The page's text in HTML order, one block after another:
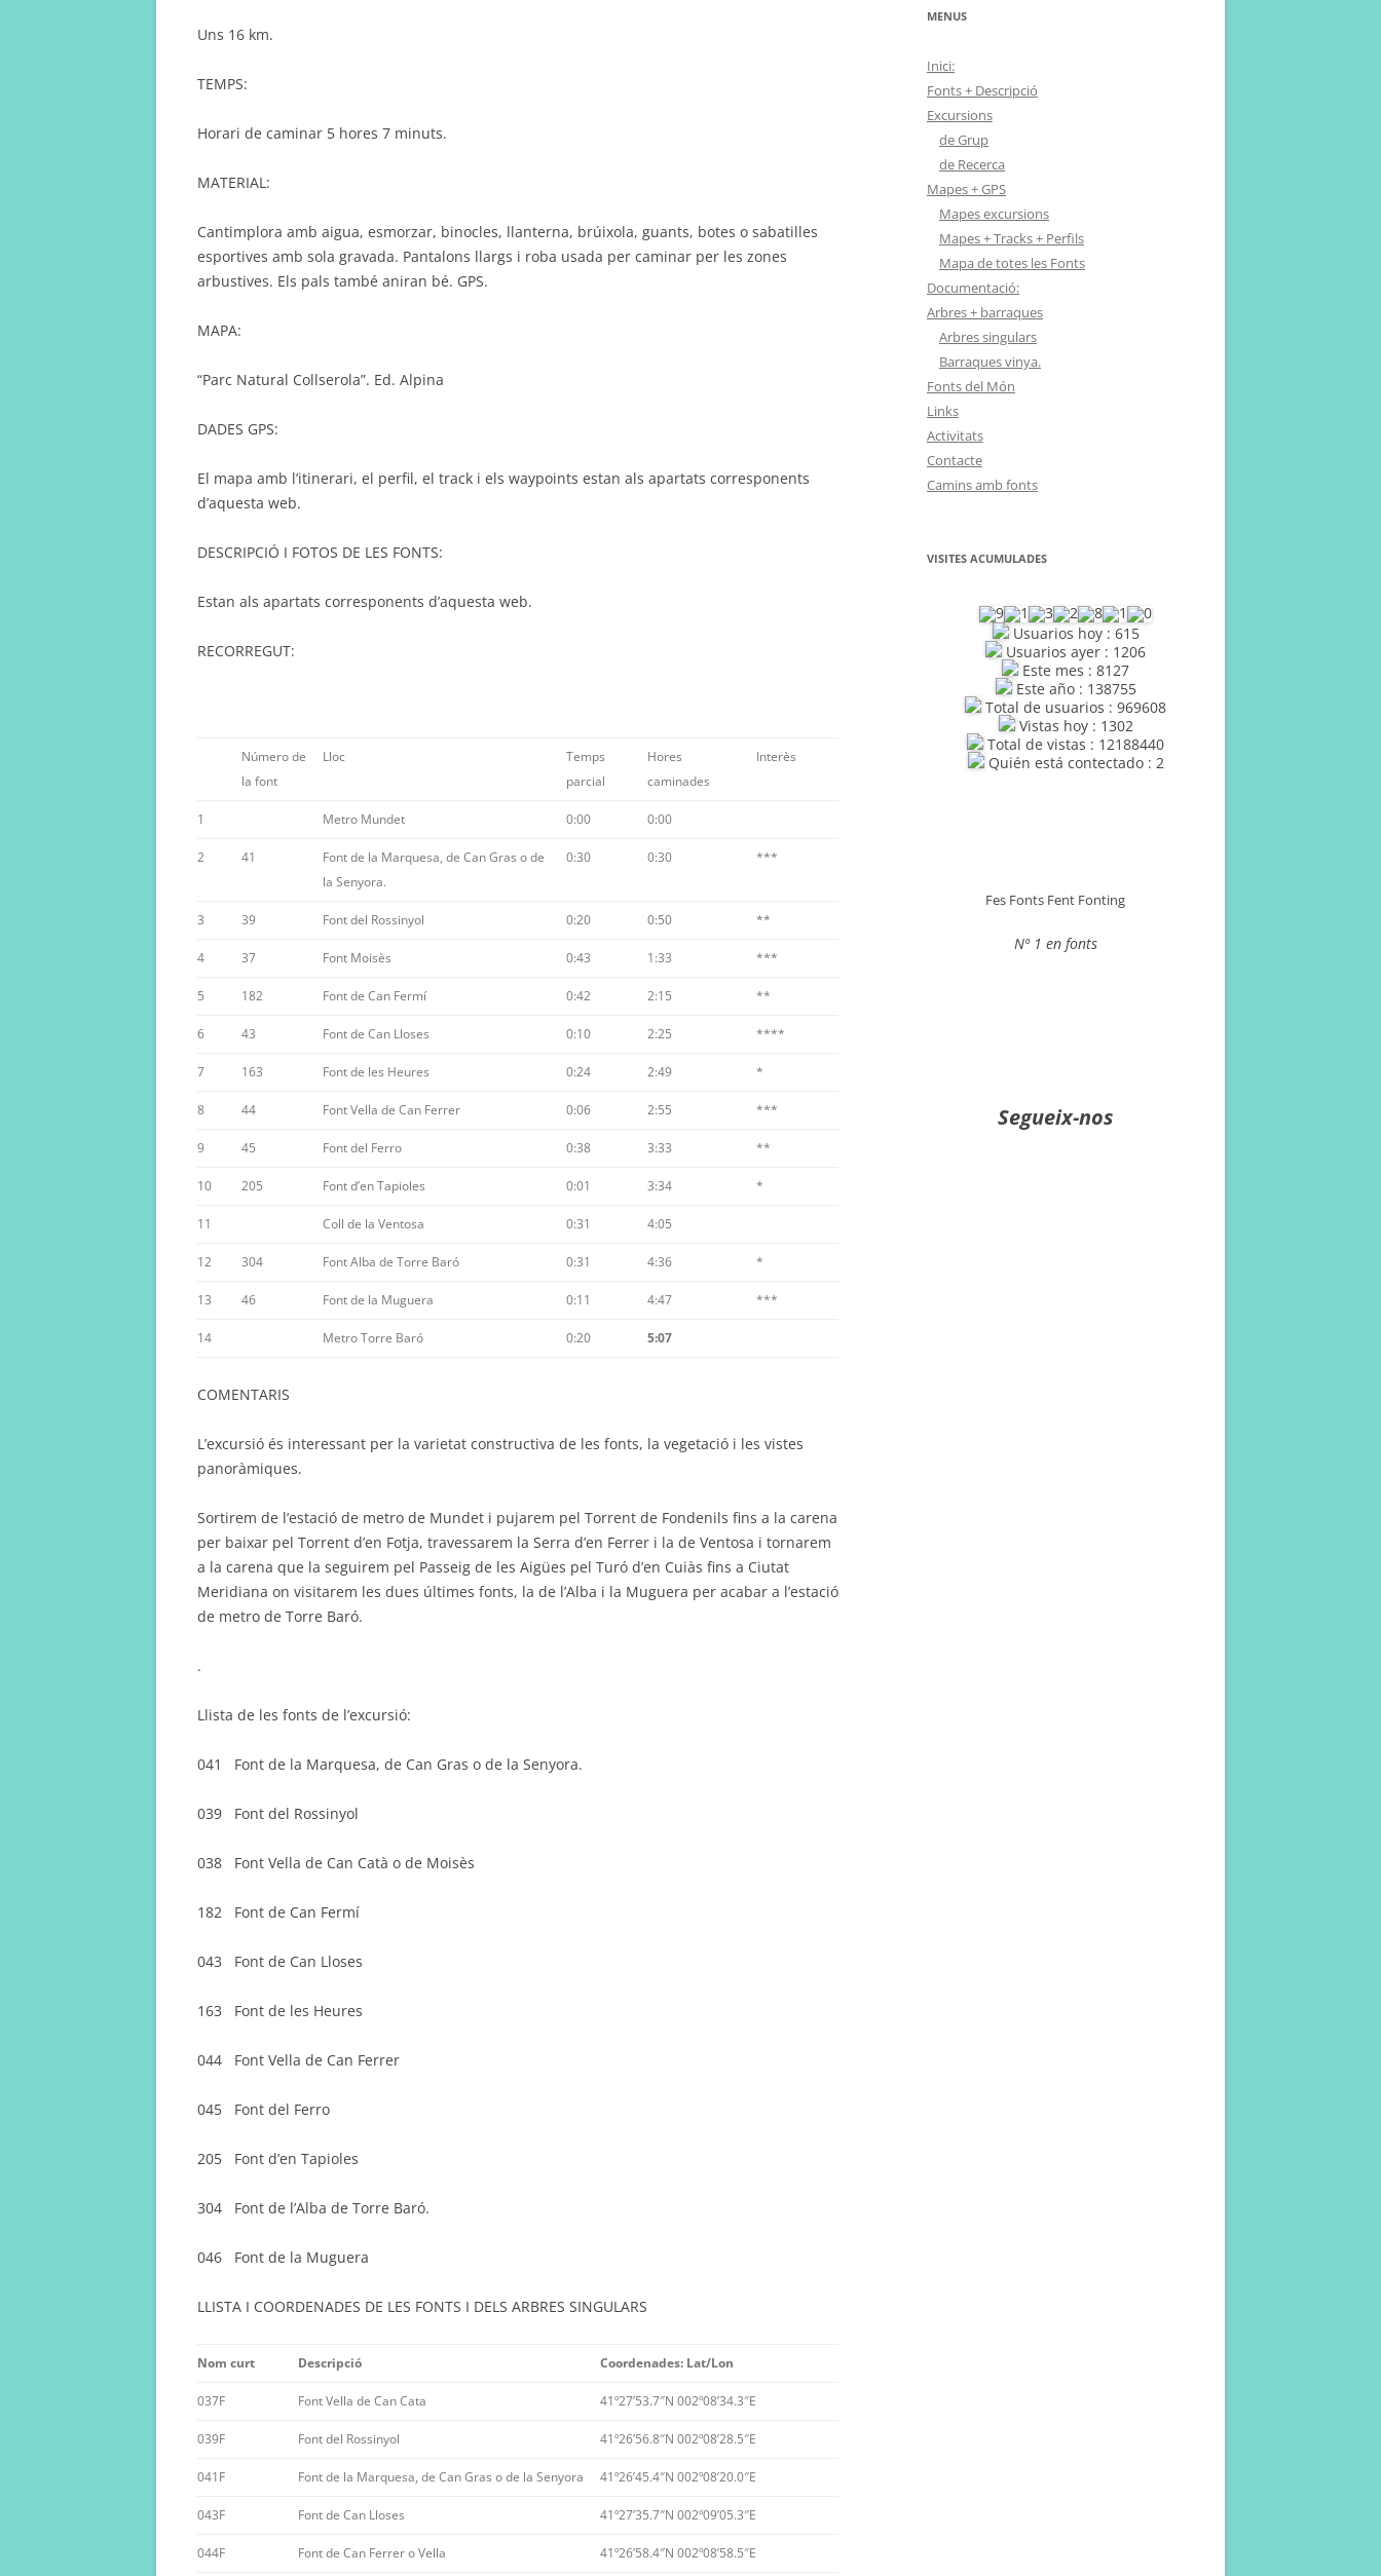
Uns 16 km.
TEMPS:
Horari de caminar 5 hores 7 minuts.
MATERIAL:
Cantimplora amb aigua, esmorzar, binocles, llanterna, brúixola, guants, botes o sabatilles
esportives amb sola gravada. Pantalons llargs i roba usada per caminar per les zones
arbustives. Els pals també aniran bé. GPS.
MAPA:
“Parc Natural Collserola”. Ed. Alpina
DADES GPS:
El mapa amb l’itinerari, el perfil, el track i els waypoints estan als apartats corresponents
d’aquesta web.
DESCRIPCIÓ I FOTOS DE LES FONTS:
Estan als apartats corresponents d’aquesta web.
RECORREGUT:
Número de
la font
Lloc
Temps
parcial
Hores
caminades
Interès
1 Metro Mundet 0:00 0:00
2 41
Font de la Marquesa, de Can Gras o de
la Senyora.
0:30 0:30 ***
3 39 Font del Rossinyol 0:20 0:50 **
4 37 Font Moisès 0:43 1:33 ***
5 182 Font de Can Fermí 0:42 2:15 **
6 43 Font de Can Lloses 0:10 2:25 ****
7 163 Font de les Heures 0:24 2:49 *
8 44 Font Vella de Can Ferrer 0:06 2:55 ***
9 45 Font del Ferro 0:38 3:33 **
10 205 Font d’en Tapioles 0:01 3:34 *
11 Coll de la Ventosa 0:31 4:05
12 304 Font Alba de Torre Baró 0:31 4:36 *
13 46 Font de la Muguera 0:11 4:47 ***
14 Metro Torre Baró 0:20 5:07
COMENTARIS
L’excursió és interessant per la varietat constructiva de les fonts, la vegetació i les vistes
panoràmiques.
Sortirem de l’estació de metro de Mundet i pujarem pel Torrent de Fondenils fins a la carena
per baixar pel Torrent d’en Fotja, travessarem la Serra d’en Ferrer i la de Ventosa i tornarem
a la carena que la seguirem pel Passeig de les Aigües pel Turó d’en Cuiàs fins a Ciutat
Meridiana on visitarem les dues últimes fonts, la de l’Alba i la Muguera per acabar a l’estació
de metro de Torre Baró.
.
Llista de les fonts de l’excursió:
041 Font de la Marquesa, de Can Gras o de la Senyora.
039 Font del Rossinyol
038 Font Vella de Can Catà o de Moisès
182 Font de Can Fermí
043 Font de Can Lloses
163 Font de les Heures
044 Font Vella de Can Ferrer
045 Font del Ferro
205 Font d’en Tapioles
304 Font de l’Alba de Torre Baró.
046 Font de la Muguera
LLISTA I COORDENADES DE LES FONTS I DELS ARBRES SINGULARS
Nom curt Descripció Coordenades: Lat/Lon
037F Font Vella de Can Cata 41º27’53.7″N 002º08’34.3″E
039F Font del Rossinyol 41º26’56.8″N 002º08’28.5″E
041F Font de la Marquesa, de Can Gras o de la Senyora 41º26’45.4″N 002º08’20.0″E
043F Font de Can Lloses 41º27’35.7″N 002º09’05.3″E
044F Font de Can Ferrer o Vella 41º26’58.4″N 002º08’58.5″E
MENUS
Inici:
Fonts + Descripció
Excursions
de Grup
de Recerca
Mapes + GPS
Mapes excursions
Mapes + Tracks + Perfils
Mapa de totes les Fonts
Documentació:
Arbres + barraques
Arbres singulars
Barraques vinya.
Fonts del Món
Links
Activitats
Contacte
Camins amb fonts
VISITES ACUMULADES
Usuarios hoy : 615
Usuarios ayer : 1206
Este mes : 8127
Este año : 138755
Total de usuarios : 969608
Vistas hoy : 1302
Total de vistas : 12188440
Quién está contectado : 2
Fes Fonts Fent Fonting
Nº 1 en fonts
Segueix-nos